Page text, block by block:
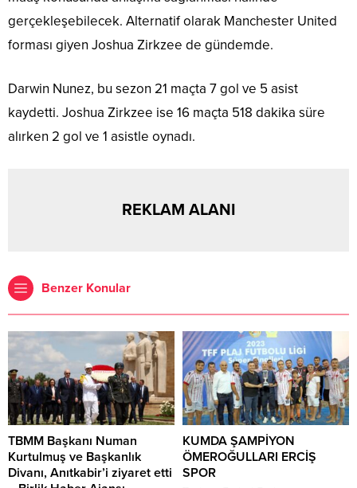
gerçekleşebilecek. Alternatif olarak Manchester United
forması giyen Joshua Zirkzee de gündemde.
Darwin Nunez, bu sezon 21 maçta 7 gol ve 5 asist
kaydetti. Joshua Zirkzee ise 16 maçta 518 dakika süre
alırken 2 gol ve 1 asistle oynadı.
REKLAM ALANI
Benzer Konular
TBMM Başkanı Numan
Kurtulmuş ve Başkanlık
Divanı, Anıtkabir’i ziyaret etti
KUMDA ŞAMPİYON
ÖMEROĞULLARI ERCİŞ
SPOR